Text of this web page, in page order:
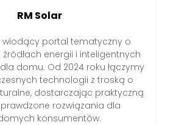
RM Solar
wiodący portal tematyczny o
energii i inteligentnych
domu. Od 2024 roku łączymy
technologii z troską o
dostarczając praktyczną
rozwiązania dla
konsumentów.